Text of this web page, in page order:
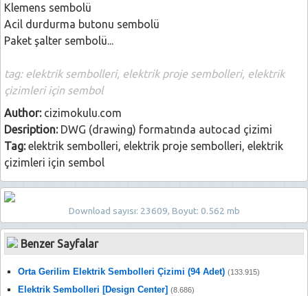
Klemens sembolü
Acil durdurma butonu sembolü
Paket şalter sembolü...
tag: elektrik sembolleri, elektrik proje sembolleri, elektrik
çizimleri için sembol
Author:cizimokulu.com
Desription:DWG (drawing) formatında autocad çizimi
Tag:elektrik sembolleri, elektrik proje sembolleri, elektrik
çizimleri için sembol
Download sayısı: 23609, Boyut: 0.562 mb
Benzer Sayfalar
Orta Gerilim Elektrik Sembolleri Çizimi (94 Adet) (133.915)
Elektrik Sembolleri [Design Center] (8.686)